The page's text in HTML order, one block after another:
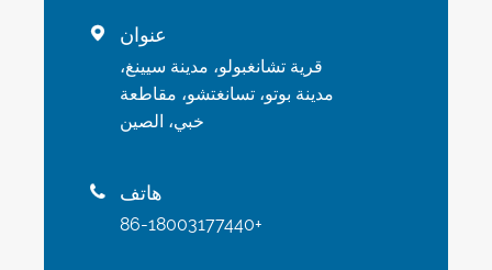
 عنوان
قرية تشانغبولو، مدينة سيينغ،
مدينة بوتو، تسانغتشو، مقاطعة
خبي، الصين
 هاتف
+86-18003177440